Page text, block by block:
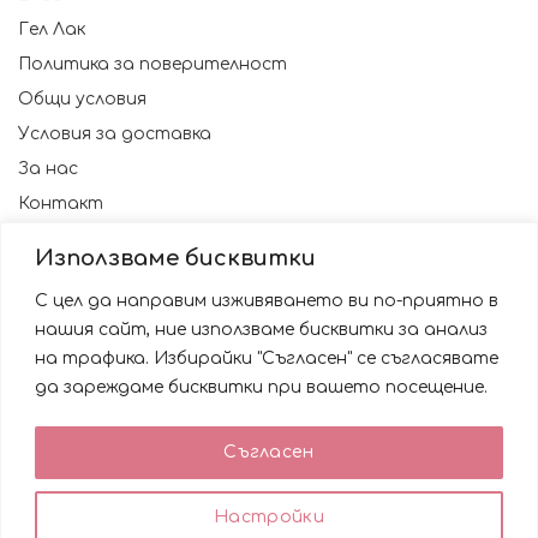
Използваме бисквитки
С цел да направим изживяването ви по-приятно в
нашия сайт, ние използваме бисквитки за анализ
на трафика. Избирайки "Съгласен" се съгласявате
да зареждаме бисквитки при вашето посещение.
Настройки
Съгласен
Гел Лак
Политика за поверителност
Общи условия
Условия за доставка
За нас
Контакт
© 2023 NAILSBG. Всички права запазени
0
Използваме бисквитки за да подобрим вашата
работа със сайта. Като ползвате сайта Вие се
съгласявате с използването им.
ACCEPT